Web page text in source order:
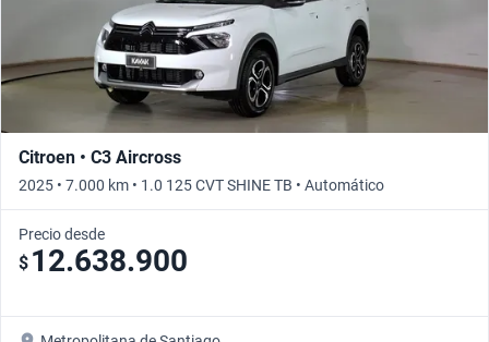
Citroen • C3 Aircross
2025 • 7.000 km • 1.0 125 CVT SHINE TB • Automático
Precio desde
$ 12.638.900